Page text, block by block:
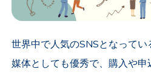
世界中で人気のSNSとなって
媒体としても優秀で、購入や